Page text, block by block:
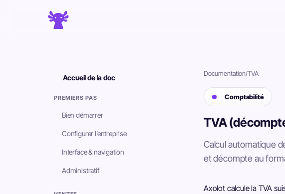
Accueil de la doc
PREMIERS PAS
Bien démarrer
Configurer l’entreprise
Interface & navigation
Administratif
Documentation/TVA
Comptabilité
TVA
Calcul automatique
et décompte au
Axolot calcule la TVA